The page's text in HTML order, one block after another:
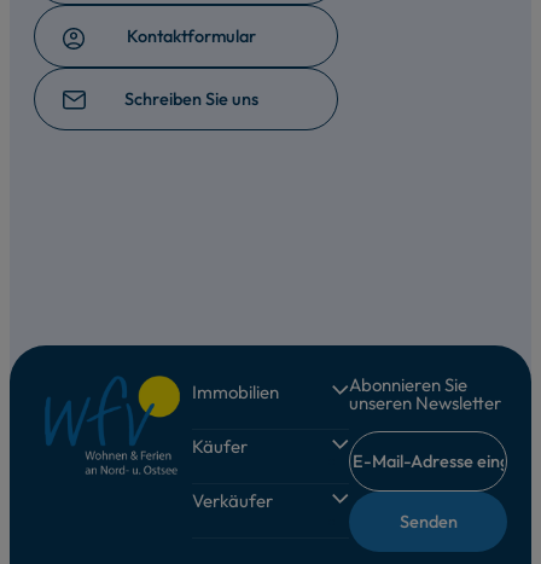
Kontaktformular
Schreiben Sie uns
Immobilien
Ferienhäuser
Grundstücke
Käufer
Immobilie kaufen
Finanzierungsvermittlung
Verkäufer
Abonnieren Sie
unseren Newsletter